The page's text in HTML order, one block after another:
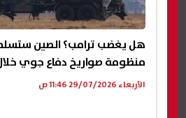
منظومة صواريخ دفاع جوي
الأربعاء 29/07/2026 11:46 ص